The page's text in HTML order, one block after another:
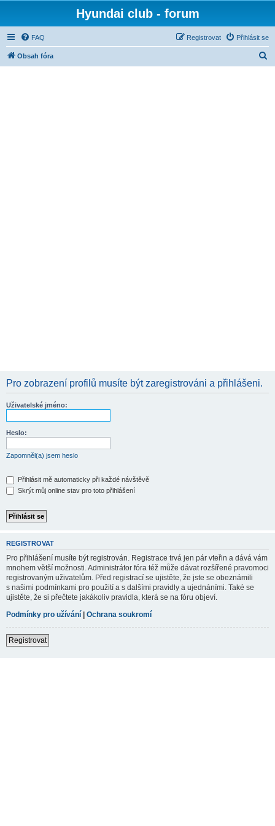
Hyundai club - forum
FAQ Přihlásit se
Registrovat
Obsah fóra
Pro zobrazení profilů musíte být zaregistrováni a přihlášeni.
Uživatelské jméno:
Heslo:
Zapomněl(a) jsem heslo
Přihlásit mě automaticky při každé návštěvě
Skrýt můj online stav pro toto přihlášení
REGISTROVAT
Pro přihlášení musíte být registrován. Registrace trvá jen pár vteřin a dává vám
mnohem větší možnosti. Administrátor fóra též může dávat rozšířené pravomoci
registrovaným uživatelům. Před registrací se ujistěte, že jste se obeznámili
s našimi podmínkami pro použití a s dalšími pravidly a ujednáními. Také se
ujistěte, že si přečtete jakákoliv pravidla, která se na fóru objeví.
Podmínky pro užívání | Ochrana soukromí
Registrovat